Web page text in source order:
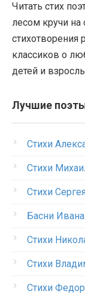
Читать стих
лесом кручи на
стихотворения
классиков о
детей и
Лучшие
Стихи
Стихи
Стихи
Басни
Стихи
Стихи
Стихи